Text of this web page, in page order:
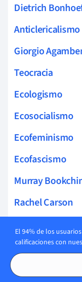
Dietrich
Anticlericalismo
Giorgio
Teocracia
Ecologismo
Ecosocialismo
Ecofeminismo
Ecofascismo
Murray
Rachel Carson
Libertarianismo
El 94% de los
calificaciones con